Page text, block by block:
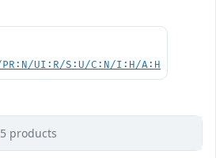
PR:N/UI:R/S:U/C:N/I:H/A:H
products